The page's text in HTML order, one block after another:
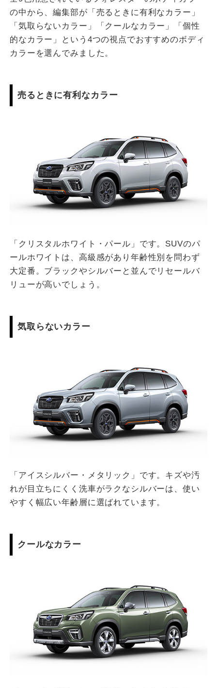
の中から、編集部が「売るときに有利なカラー」
「気取らないカラー」「クールなカラー」「個性
的なカラー」という4つの視点でおすすめのボディ
カラーを選んでみました。
売るときに有利なカラー
「クリスタルホワイト・パール」です。SUVのパ
ールホワイトは、高級感があり年齢性別を問わず
大定番。ブラックやシルバーと並んでリセールバ
リューが高いでしょう。
気取らないカラー
「アイスシルバー・メタリック」です。キズや汚
れが目立ちにくく洗車がラクなシルバーは、使い
やすく幅広い年齢層に選ばれています。
クールなカラー